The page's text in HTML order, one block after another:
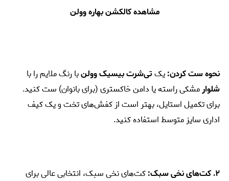
مشاهده کالکشن بهاره وولن
نحوه ست کردن:یکتی‌شرت بیسیک وولنبا رنگ ملایم را با
شلوارمشکی راسته یا دامن خاکستری (برای بانوان) ست کنید.
برای تکمیل استایل، بهتر است از کفش‌های تخت و یک کیف
اداری سایز متوسط استفاده کنید.
۲. کت‌های نخی سبک:
کت‌های نخی سبک، انتخابی عالی برای